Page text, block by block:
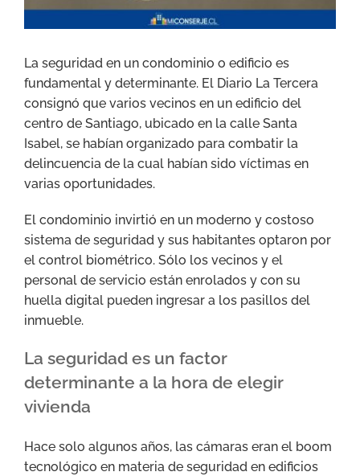
Contáctanos
La seguridad en un condominio o edificio es
fundamental y determinante. El Diario La Tercera
consignó que varios vecinos en un edificio del
centro de Santiago, ubicado en la calle Santa
Isabel, se habían organizado para combatir la
delincuencia de la cual habían sido víctimas en
varias oportunidades.
El condominio invirtió en un moderno y costoso
sistema de seguridad y sus habitantes optaron por
el control biométrico. Sólo los vecinos y el
personal de servicio están enrolados y con su
huella digital pueden ingresar a los pasillos del
inmueble.
La seguridad es un factor
determinante a la hora de elegir
vivienda
Hace solo algunos años, las cámaras eran el boom
tecnológico en materia de seguridad en edificios